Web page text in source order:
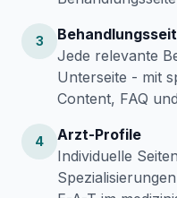
3
Jede relevante
Unterseite - mit
Content, FAQ
4
Arzt-Profile
Individuelle